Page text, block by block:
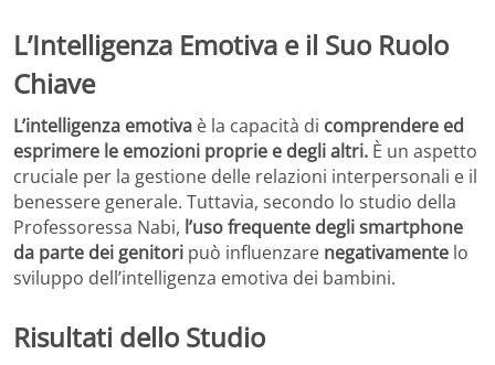
L’Intelligenza Emotiva e il Suo Ruolo
Chiave
L’intelligenza emotiva è la capacità di comprendere ed
esprimere le emozioni proprie e degli altri. È un aspetto
cruciale per la gestione delle relazioni interpersonali e il
benessere generale. Tuttavia, secondo lo studio della
Professoressa Nabi, l’uso frequente degli smartphone
da parte dei genitori può influenzare negativamente lo
sviluppo dell’intelligenza emotiva dei bambini.
Risultati dello Studio